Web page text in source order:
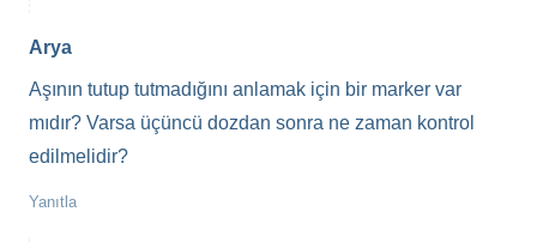
Arya
Aşının tutup tutmadığını anlamak için bir marker var
mıdır? Varsa üçüncü dozdan sonra ne zaman kontrol
edilmelidir?
Yanıtla